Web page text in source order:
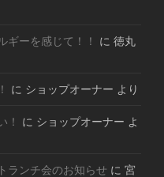
ギーを感じて！！ に 徳丸
に ショップオーナー より
！ に ショップオーナー よ
ランチ会のお知らせ に 宮